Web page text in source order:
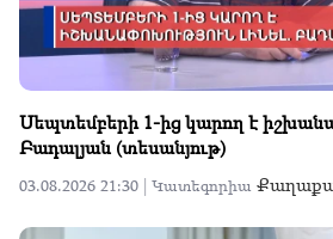
Սեպտեմբերի 1-ից կարող է
Բադալյան (տեսանյութ)
03.08.2026 21:30 | Կատեգորիա